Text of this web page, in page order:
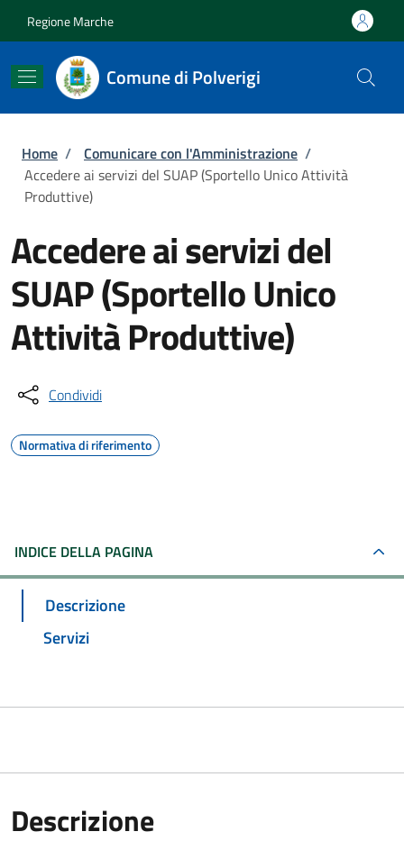
Regione Marche
Comune di Polverigi
Briciole di pane
Home / Comunicare con l'Amministrazione /
Accedere ai servizi del SUAP (Sportello Unico Attività
Produttive)
Accedere ai servizi del
SUAP (Sportello Unico
Attività Produttive)
Condividi
Normativa di riferimento
INDICE DELLA PAGINA
Descrizione
Servizi
Descrizione